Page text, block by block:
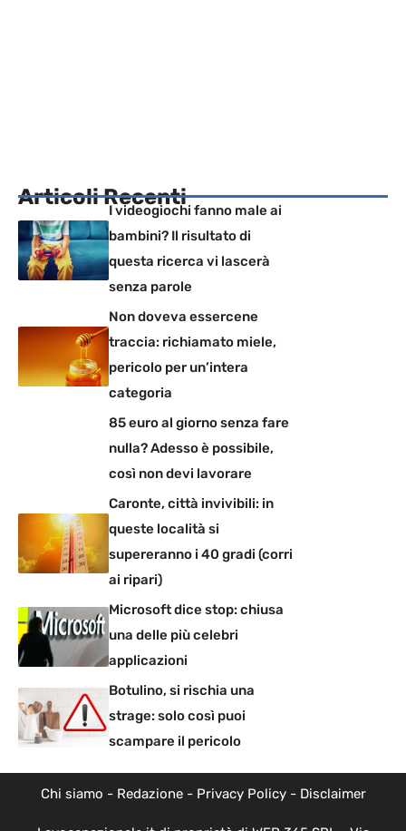
Articoli Recenti
I videogiochi fanno male ai
bambini? Il risultato di
questa ricerca vi lascerà
senza parole
Non doveva essercene
traccia: richiamato miele,
pericolo per un’intera
categoria
85 euro al giorno senza fare
nulla? Adesso è possibile,
così non devi lavorare
Caronte, città invivibili: in
queste località si
supereranno i 40 gradi (corri
ai ripari)
Microsoft dice stop: chiusa
una delle più celebri
applicazioni
Botulino, si rischia una
strage: solo così puoi
scampare il pericolo
Chi siamo - Redazione- Privacy Policy- Disclaimer